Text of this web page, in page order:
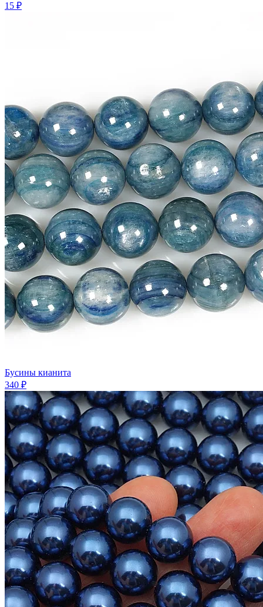
15 ₽
Бусины кианита
340 ₽